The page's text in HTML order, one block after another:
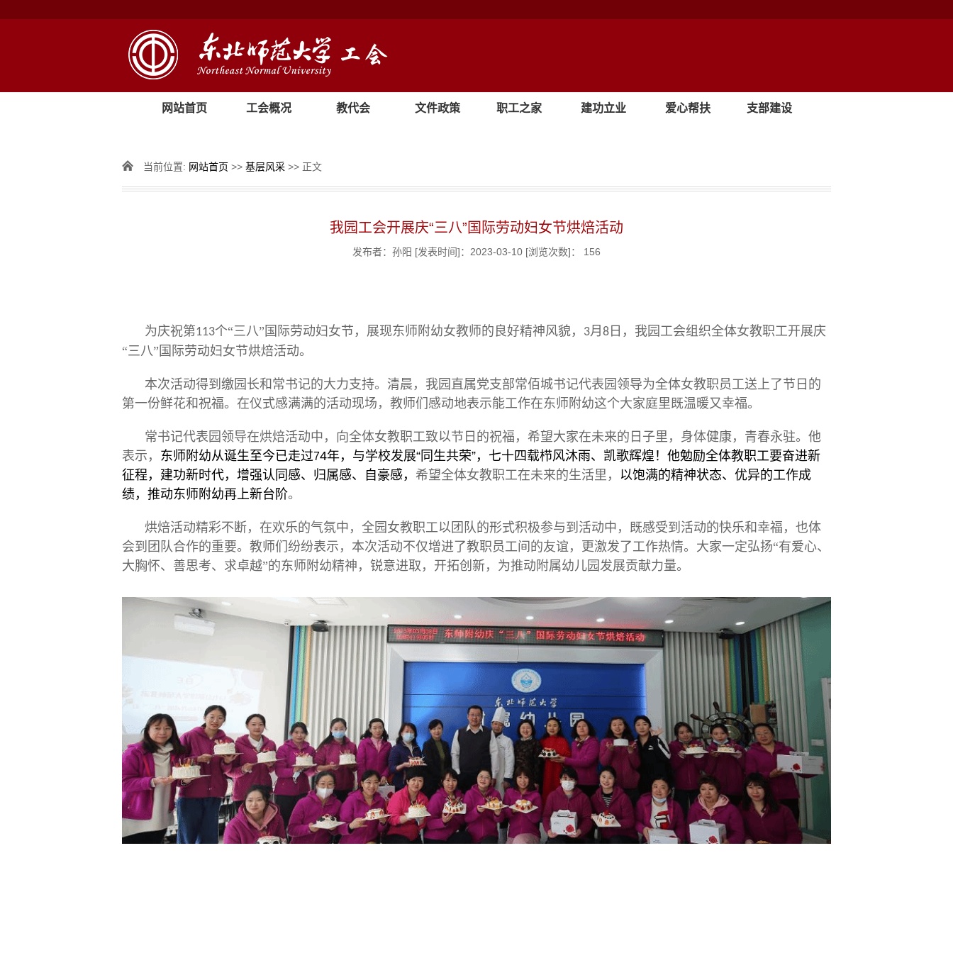
网站首页 工会概况 教代会 文件政策 职工之家 建功立业 爱心帮扶 支部建设
当前位置: 网站首页 >> 基层风采 >> 正文
我园工会开展庆“三八”国际劳动妇女节烘焙活动
发布者：孙阳 [发表时间]：2023-03-10 [浏览次数]： 156
为庆祝第113个“三八”国际劳动妇女节，展现东师附幼女教师的良好精神风貌， 3月 8 日，我园工会组织全体女教职工开展庆
“三八”国际劳动妇女节烘焙活动。
本次活动得到缴园长和常书记的大力支持。清晨，我园直属党支部常佰城书记代表园领导为全体女教职员工送上了节日的
第一份鲜花和祝福。在仪式感满满的活动现场，教师们感动地表示能工作在东师附幼这个大家庭里既温暖又幸福。
常书记代表园领导在烘焙活动中，向全体女教职工致以节日的祝福，希望大家在未来的日子里，身体健康，青春永驻。他
表示， 东师附幼从诞生至今已走过74年，与学校发展“同生共荣”，七十四 载栉风沐雨、凯歌辉煌！他勉励全体教职工要奋进新
征程，建功新时代，增强认同感、归属感、自豪感， 希望全体女教职工在未来的生活里， 以饱满的精神状态、优异的工作成
绩，推动东师附幼再上新台阶。
烘焙活动精彩不断，在欢乐的气氛中，全园女教职工以团队的形式积极参与到活动中，既感受到活动的快乐和幸福，也体
会到团队合作的重要。教师们纷纷表示，本次活动不仅增进了教职员工间的友谊，更激发了工作热情。大家一定弘扬“有爱心、
大胸怀、善思考、求卓越”的东师附幼精神，锐意进取，开拓创新，为推动附属幼儿园发展贡献力量。